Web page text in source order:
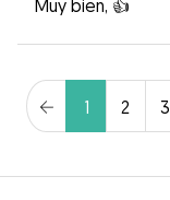
Muy bien, 👍
1 2 3